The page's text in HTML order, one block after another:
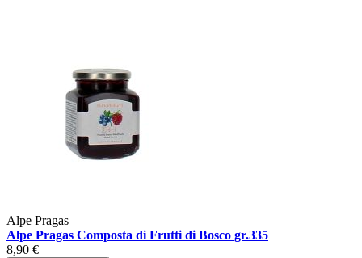
Alpe Pragas
Alpe Pragas Composta di Frutti di Bosco gr.335
8,90 €